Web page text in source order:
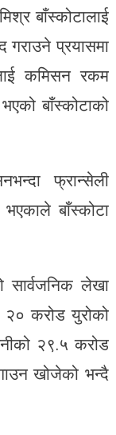
बाँस्कोटालाई
प्रयासमा
कमिसन रकम
बाँस्कोटाको
फ्रान्सेली
बाँस्कोटा
सार्वजनिक लेखा
२० करोड युरोको
२९.५ करोड
खोजेको भन्दै